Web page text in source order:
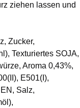
ziehen lassen und
Zucker,
Texturiertes SOJA,
Aroma 0,43%,
E501(I),
Salz,